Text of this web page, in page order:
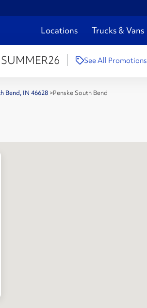
Locations Trucks & Vans
SUMMER26 See All Promotions
Bend, IN 46628 >Penske South Bend